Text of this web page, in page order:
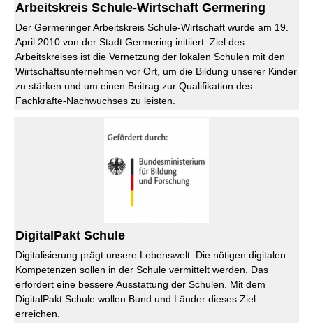
Arbeitskreis Schule-Wirtschaft Germering
Der Germeringer Arbeitskreis Schule-Wirtschaft wurde am 19.
April 2010 von der Stadt Germering initiiert. Ziel des
Arbeitskreises ist die Vernetzung der lokalen Schulen mit den
Wirtschaftsunternehmen vor Ort, um die Bildung unserer Kinder
zu stärken und um einen Beitrag zur Qualifikation des
Fachkräfte-Nachwuchses zu leisten.
DigitalPakt Schule
Digitalisierung prägt unsere Lebenswelt. Die nötigen digitalen
Kompetenzen sollen in der Schule vermittelt werden. Das
erfordert eine bessere Ausstattung der Schulen. Mit dem
DigitalPakt Schule wollen Bund und Länder dieses Ziel
erreichen.